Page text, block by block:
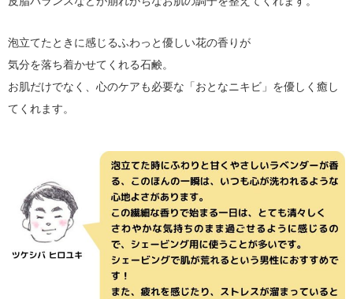
泡立てたときに感じるふわっと優しい花の香りが
気分を落ち着かせてくれる石鹸。
お肌だけでなく、心のケアも必要な「おとなニキビ」を優しく癒し
てくれます。